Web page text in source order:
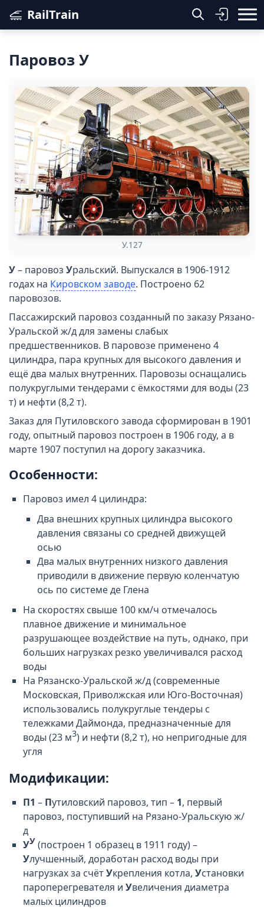
RailTrain
Паровоз У
У.127
У– паровоз Уральский. Выпускался в 1906-1912
годах на Кировском заводе. Построено 62
паровозов.
Пассажирский паровоз созданный по заказу Рязано-
Уральской ж/д для замены слабых
предшественников. В паровозе применено 4
цилиндра, пара крупных для высокого давления и
ещё два малых внутренних. Паровозы оснащались
полукруглыми тендерами с ёмкостями для воды (23
т) и нефти (8,2 т).
Заказ для Путиловского завода сформирован в 1901
году, опытный паровоз построен в 1906 году, а в
марте 1907 поступил на дорогу заказчика.
Особенности:
Паровоз имел 4 цилиндра:
Два внешних крупных цилиндра высокого
давления связаны со средней движущей
осью
Два малых внутренних низкого давления
приводили в движение первую коленчатую
ось по системе де Глена
На скоростях свыше 100 км/ч отмечалось
плавное движение и минимальное
разрушающее воздействие на путь, однако, при
больших нагрузках резко увеличивался расход
воды
На Рязанско-Уральской ж/д (современные
Московская, Приволжская или Юго-Восточная)
использовались полукруглые тендеры с
тележками Даймонда, предназначенные для
воды (23 м3) и нефти (8,2 т), но непригодные для
угля
Модификации:
П1 – Путиловский паровоз, тип – 1, первый
паровоз, поступивший на Рязано-Уральскую ж/
д
УУ (построен 1 образец в 1911 году) –
Улучшенный, доработан расход воды при
нагрузках за счётУкрепления котла, Установки
пароперегревателя и Увеличения диаметра
малых цилиндров